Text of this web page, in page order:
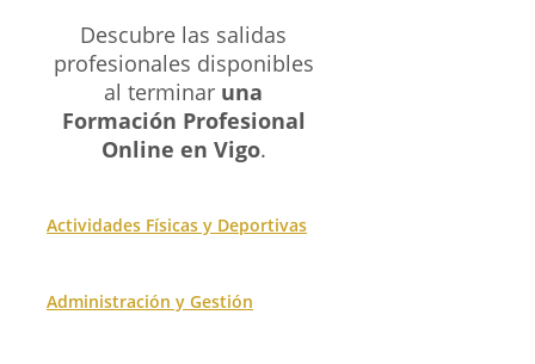
Descubre las salidas
profesionales disponibles
al terminar una
Formación Profesional
Online en Vigo.
Actividades Físicas y Deportivas
Administración y Gestión